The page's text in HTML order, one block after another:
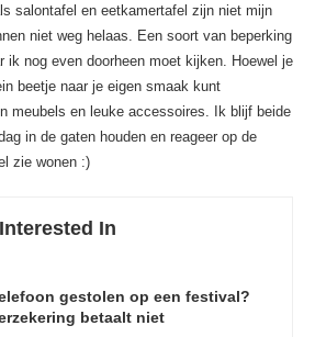
salontafel en eetkamertafel zijn niet mijn
niet weg helaas. Een soort van beperking
ik nog even doorheen moet kijken. Hoewel je
beetje naar je eigen smaak kunt
meubels en leuke accessoires. Ik blijf beide
in de gaten houden en reageer op de
zie wonen :)
In
gestolen op een festival?
betaalt niet